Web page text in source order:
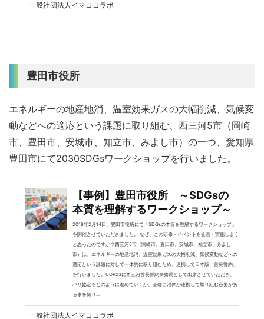
一般社団法人イマココラボ
豊田市役所
エネルギーの地産地消、温室効果ガスの大幅削減、気候変
動などへの適応という課題に取り組む、西三河5市（岡崎
市、豊田市、安城市、知立市、みよし市）の一つ、愛知県
豊田市にて2030SDGsワークショップを行いました。
【事例】豊田市役所 ～SDGsの
本質を理解するワークショップ～
2018年2月14日、豊田市役所にて「SDGsの本質を理解するワークショップ」
を開催させていただきました。 なぜ、この研修・イベントを企画・実施しよう
と思ったのですか？西三河5市（岡崎市、豊田市、安城市、知立市、みよし
市）は、エネルギーの地産地消、温室効果ガスの大幅削減、気候変動などへの
適応という課題に対して一体的に取り組むため、連携して日本版「首長誓約」
を行いました。COP23に西三河首長誓約事務局として出席させていただき、
パリ協定をどのように進めていくか、基礎自治体が連携して取り組む必要があ
る事を知り...
一般社団法人イマココラボ